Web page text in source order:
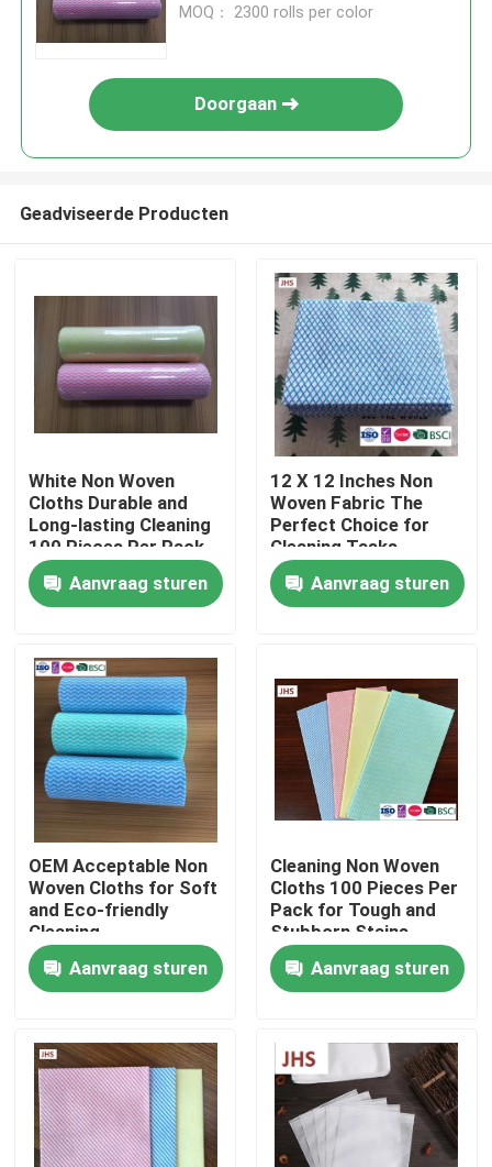
Thuis
Producten
Over ons
Fabriekstocht
Kwaliteitscontrole
Neem contact met ons op
Nieuws
Andere artikelen van textiel
niet-geweven jumbo rollen
MOQ： 2300 rolls per color
Doorgaan
Geadviseerde Producten
White Non Woven
Cloths Durable and
Long-lasting Cleaning
100 Pieces Per Pack
Aanvraag sturen
12 X 12 Inches Non
Woven Fabric The
Perfect Choice for
Cleaning Tasks
Aanvraag sturen
OEM Acceptable Non
Woven Cloths for Soft
and Eco-friendly
Cleaning
Aanvraag sturen
Cleaning Non Woven
Cloths 100 Pieces Per
Pack for Tough and
Stubborn Stains
Aanvraag sturen